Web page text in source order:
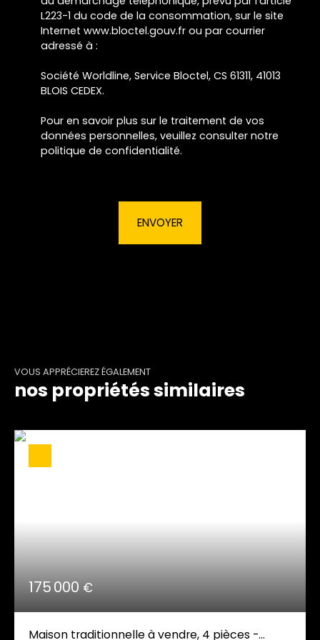
L223-1 du code de la consommation, sur le site
Internet www.bloctel.gouv.fr ou par courrier
adressé à :
Société Worldline, Service Bloctel, CS 61311, 41013
BLOIS CEDEX.
Pour en savoir plus sur le traitement de vos
données personnelles, veuillez consulter notre
politique de confidentialité.
ENVOYER
VOUS APPRÉCIEREZ ÉGALEMENT
nos propriétés similaires
175 000 €
Maison traditionnelle à vendre, 4 pièces -